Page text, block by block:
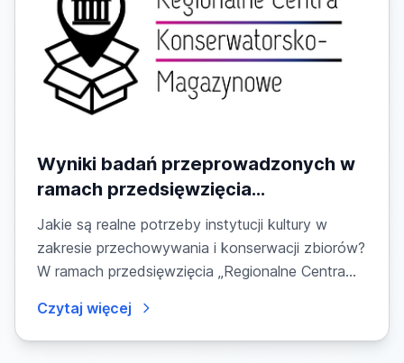
Wyniki badań przeprowadzonych w
ramach przedsięwzięcia
dofinansowanego ze środków KPO,
Inwestycja A2.5.1. pt. Regionalne
Centra Konserwatorsko-
instytucji kultury
Jakie są realne potrzeby instytucji kultury w
zakresie przechowywania i konserwacji zbiorów?
W ramach przedsięwzięcia „Regionalne Centra...
Czytaj więcej